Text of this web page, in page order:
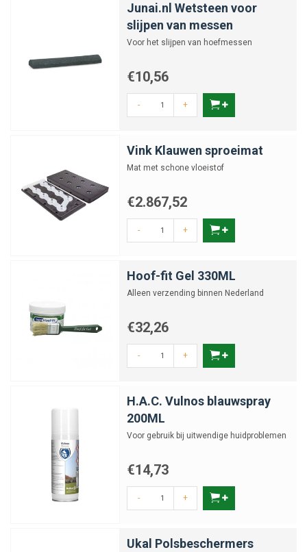
Junai.nl Wetsteen voor
slijpen van messen
Voor het slijpen van hoefmessen
€10,56
- +
Vink Klauwen sproeimat
Mat met schone vloeistof
€2.867,52
- +
Hoof-fit Gel 330ML
Alleen verzending binnen Nederland
€32,26
- +
H.A.C. Vulnos blauwspray
200ML
Voor gebruik bij uitwendige huidproblemen
€14,73
- +
Ukal Polsbeschermers